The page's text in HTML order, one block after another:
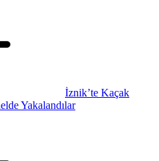
İznik’te Kaçak
Yakalandılar